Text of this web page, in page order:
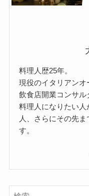
料理人歴25年。
現役のイタリアンオ
飲食店開業コンサル
料理人になりたい
人、さらにその先
す